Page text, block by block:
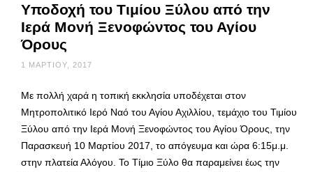
Υποδοχή του Τιμίου Ξύλου από την
Ιερά Μονή Ξενοφώντος του Αγίου
Όρους
1 ΜΑΡΤΊΟΥ, 2017
Με πολλή χαρά η τοπική εκκλησία υποδέχεται στον
Μητροπολιτικό Ιερό Ναό του Αγίου Αχιλλίου, τεμάχιο του Τιμίου
Ξύλου από την Ιερά Μονή Ξενοφώντος του Αγίου Όρους, την
Παρασκευή 10 Μαρτίου 2017, το απόγευμα και ώρα 6:15μ.μ.
στην πλατεία Αλόγου. Το Τίμιο Ξύλο θα παραμείνει έως την